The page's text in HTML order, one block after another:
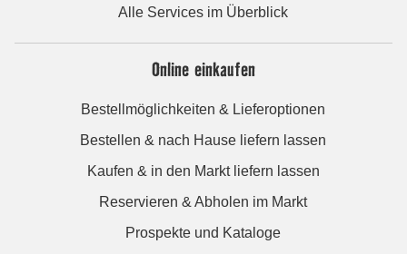
Alle Services im Überblick
Online einkaufen
Bestellmöglichkeiten & Lieferoptionen
Bestellen & nach Hause liefern lassen
Kaufen & in den Markt liefern lassen
Reservieren & Abholen im Markt
Prospekte und Kataloge